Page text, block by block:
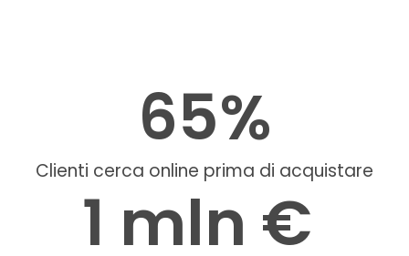
Clienti cerca online prima di acquistare
65%
1 mln €